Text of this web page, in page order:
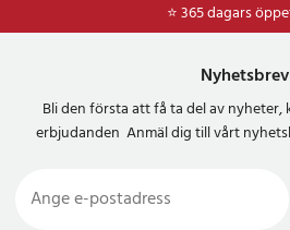
⭐ 365 dagars
⭐Frakt 49kr *
Nyhetsbrev
Bli den första att få ta del av nyheter,
erbjudanden Anmäl dig till vårt